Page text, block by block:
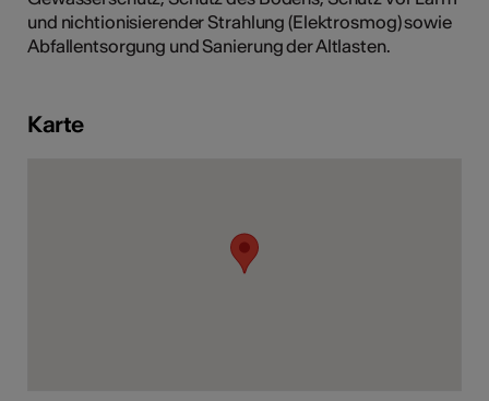
und nichtionisierender Strahlung (Elektrosmog) sowie
Abfallentsorgung und Sanierung der Altlasten.
Karte